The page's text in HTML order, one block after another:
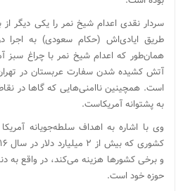
سردار نقدی اعدام شیخ نمر را یکی دیگر از
طریق ایادی‌اش (حکام سعودی) به اجرا
همان‌طور که اعدام شیخ نمر با چراغ سبز
آتش کشیده شدن سفارت عربستان در تهران
است. همچینین ناامنی‌هایی که گاها در
به پشتوانه آمریکاست.
وی با اشاره به اهداف سلطه‌جویانه
و برخی کشورها هزینه می‌کند، در واقع به
حوزه خود است.